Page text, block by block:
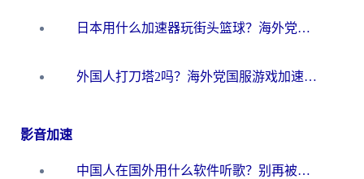
日本用什么加速器玩街头篮球？海外党国服游戏不卡顿的终极攻略
外国人打刀塔2吗？海外党国服游戏加速避坑全攻略
影音加速
中国人在国外用什么软件听歌？别再被地域限制卡脖子，这篇教你轻松解锁国内音乐库